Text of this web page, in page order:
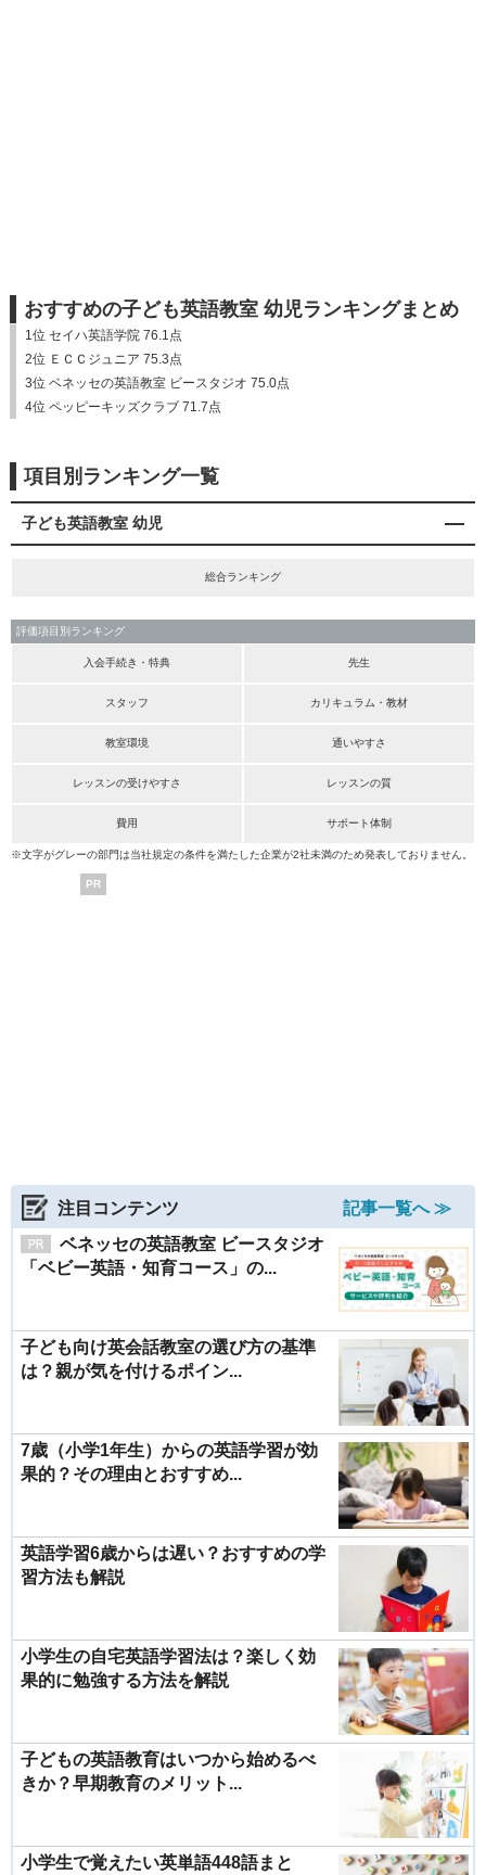
おすすめの子ども英語教室 幼児ランキングまとめ
1位 セイハ英語学院 76.1点
2位 ＥＣＣジュニア 75.3点
3位 ベネッセの英語教室 ビースタジオ 75.0点
4位 ペッピーキッズクラブ 71.7点
項目別ランキング一覧
子ども英語教室 幼児
総合ランキング
評価項目別ランキング
入会手続き・特典 先生
スタッフ カリキュラム・教材
教室環境 通いやすさ
レッスンの受けやすさ レッスンの質
費用 サポート体制
※文字がグレーの部門は当社規定の条件を満たした企業が2社未満のため発表しておりません。
PR
注目コンテンツ
記事一覧へ ≫
ベネッセの英語教室 ビースタジオ
「ベビー英語・知育コース」の...
子ども向け英会話教室の選び方の基準
は？親が気を付けるポイン...
7歳（小学1年生）からの英語学習が効
果的？その理由とおすすめ...
英語学習6歳からは遅い？おすすめの学
習方法も解説
小学生の自宅英語学習法は？楽しく効
果的に勉強する方法を解説
子どもの英語教育はいつから始めるべ
きか？早期教育のメリット...
小学生で覚えたい英単語448語まと